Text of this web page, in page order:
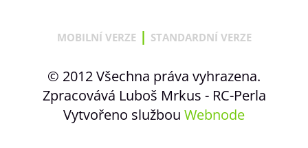
MOBILNÍ VERZE | STANDARDNÍ VERZE
© 2012 Všechna práva vyhrazena.
Zpracovává Luboš Mrkus - RC-Perla
Vytvořeno službou Webnode